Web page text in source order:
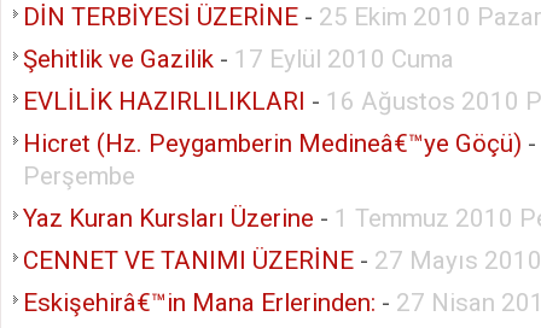
DİN TERBİYESİ ÜZERİNE - 25 Ekim 2010
Şehitlik ve Gazilik - 17 Eylül 2010 Cuma
EVLİLİK HAZIRLILIKLARI - 16 Ağustos 2010
Hicret (Hz. Peygamberin Medineâ€™ye Göçü) -
Perşembe
Yaz Kuran Kursları Üzerine - 1 Temmuz 2010
CENNET VE TANIMI ÜZERİNE - 27 Mayıs
Eskişehirâ€™in Mana Erlerinden: - 27 Nisan